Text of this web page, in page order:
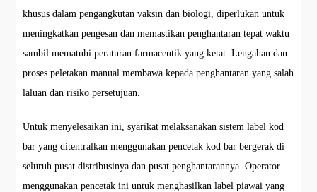
khusus dalam pengangkutan vaksin dan biologi, diperlukan untuk
meningkatkan pengesan dan memastikan penghantaran tepat waktu
sambil mematuhi peraturan farmaceutik yang ketat. Lengahan dan
proses peletakan manual membawa kepada penghantaran yang salah
laluan dan risiko persetujuan.
Untuk menyelesaikan ini, syarikat melaksanakan sistem label kod
bar yang ditentralkan menggunakan pencetak kod bar bergerak di
seluruh pusat distribusinya dan pusat penghantarannya. Operator
menggunakan pencetak ini untuk menghasilkan label piawai yang